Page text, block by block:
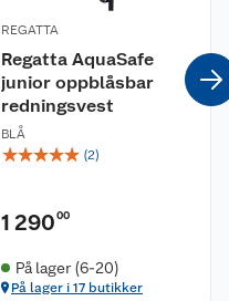
REGATTA
Regatta AquaSafe
junior oppblåsbar
redningsvest
BLÅ
☆☆☆☆☆ (2)
1 290 00
På lager (6-20)
På lager i 17 butikker